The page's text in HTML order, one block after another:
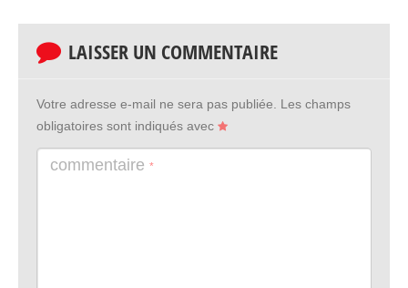
LAISSER UN COMMENTAIRE
Votre adresse e-mail ne sera pas publiée.
Les champs
obligatoires sont indiqués avec
commentaire *